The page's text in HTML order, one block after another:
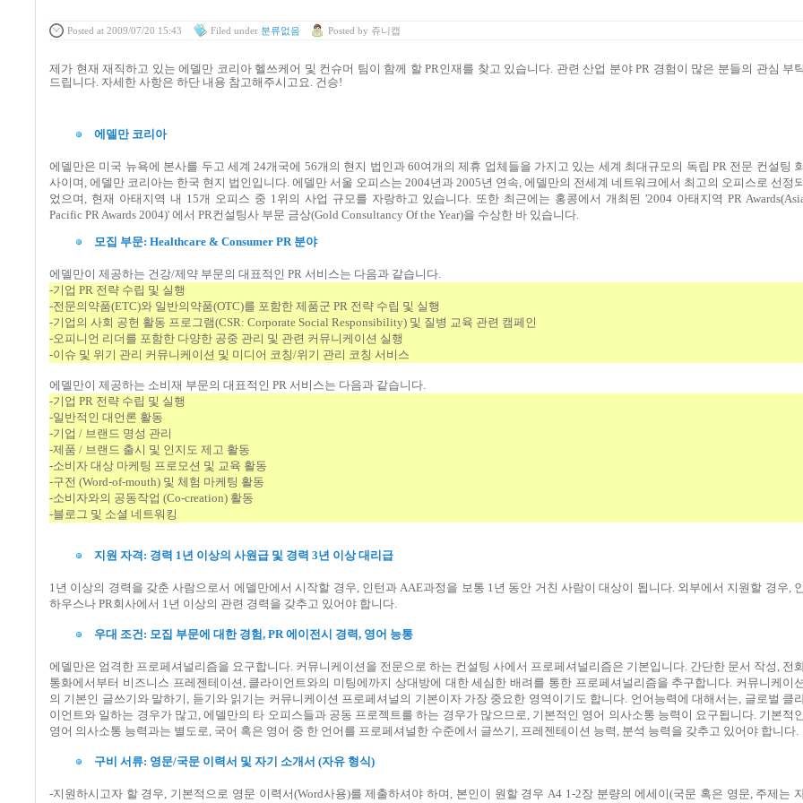
Posted at 2009/07/20 15:43 Filed under 분류없음 Posted by 쥬니캡
제가 현재 재직하고 있는 에델만 코리아 헬쓰케어 및 컨슈머 팀이 함께 할PR인재를 찾고 있습니다. 관련 산업 분야PR 경험이 많은 분들의 관심 부
드립니다. 자세한 사항은 하단 내용 참고해주시고요. 건승!
에델만 코리아
에델만은 미국 뉴욕에 본사를 두고 세계 24개국에 56개의 현지 법인과60여개의 제휴 업체들을 가지고 있는 세계 최대규모의 독립 PR 전문 컨설팅 회
사이며 에델만 코리아는 한국 현지 법인입니다 에델만 서울 오피스는 2004년과 2005년 연속 에델만의 전세계 네트워크에서 최고의 오피스로 선정되
었으며
현재 아태지역 내 15개 오피스 중 1 위의 사업 규모를 자랑하고 있습니다 또한 최근에는 홍콩에서 개최된 '2004 아태지역 PR
Pacific PR Awards 2004)' 에서 PR컨설팅사 부문 금상(Gold Consultancy Of the Year)을 수상한 바 있습니다
모집 부문: Healthcare & Consumer PR 분야
에델만이 제공하는 건강/제약 부문의 대표적인 PR 서비스는 다음과 같습니다
-기업 PR 전략 수립 및 실행
-전문의약품(ETC)와 일반의약품(OTC)를 포함한 제품군 PR 전략 수립 및 실행
-기업의 사회 공헌 활동 프로그램(CSR: Corporate Social Responsibility) 및 질병 교육 관련 캠페인
-오피니언 리더를 포함한 다양한 공중 관리 및 관련 커뮤니케이션 실행
-이슈 및 위기 관리 커뮤니케이션 및 미디어 코칭/위기 관리 코칭 서비스
에델만이 제공하는 소비재 부문의 대표적인 PR 서비스는 다음과 같습니다
-기업 PR 전략 수립 및 실행
-일반적인 대언론 활동
-기업 / 브랜드 명성 관리
-제품 / 브랜드 출시 및 인지도 제고 활동
-소비자 대상 마케팅 프로모션 및 교육 활동
-구전 (Word-of-mouth) 및 체험 마케팅 활동
-소비자와의 공동작업 (Co-creation) 활동
-블로그 및 소셜 네트워킹
지원 자격 : 경력 1 년 이상의 사원급 및 경력 3년 이상 대리급
1 년 이상의 경력을 갖춘 사람으로서 에델만에서 시작할 경우 인턴과AAE과정을 보통 1 년 동안 거친 사람이 대상이 됩니다. 외부에서 지원할 경우 인
하우스나 PR회사에서 1 년 이상의 관련 경력을 갖추고 있어야 합니다
우대 조건 : 모집 부문에 대한 경험, PR 에이전시 경력 , 영어 능통
에델만은 엄격한 프로페셔널리즘을 요구합니다 커뮤니케이션을 전문으로 하는 컨설팅 사에서 프로페셔널리즘은 기본입니다 간단한 문서 작성 전
통화에서부터 비즈니스 프레젠테이션 클라이언트와의 미팅에까지 상대방에 대한 세심한 배려를 통한 프로페셔널리즘을 추구합니다 커뮤니케이션
의 기본인 글쓰기와 말하기 듣기와 읽기는 커뮤니케이션 프로페셔널의 기본이자 가장 중요한 영역이기도 합니다 언어능력에 대해서는 글로벌 클
이언트와 일하는 경우가 많고 에델만의 타 오피스들과 공동 프로젝트를 하는 경우가 많으므로 기본적인 영어 의사소통 능력이 요구됩니다 기본적인
영어 의사소통 능력과는 별도로 국어 혹은 영어 중 한 언어를 프로페셔널한 수준에서 글쓰기 프레젠테이션 능력 분석 능력을 갖추고 있어야 합니다
구비 서류: 영문/국문 이력서 및 자기 소개서 (자유 형식)
-지원하시고자 할 경우 기본적으로 영문 이력서(Word사용)를 제출하셔야 하며 본인이 원할 경우 A4 1-2장 분량의 에세이(국문 혹은 영문 주제는